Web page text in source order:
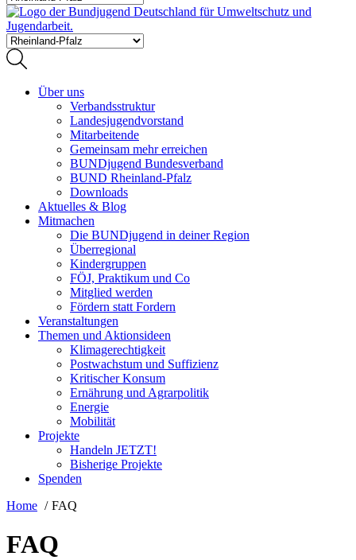
Über uns
Verbandsstruktur
Landesjugendvorstand
Mitarbeitende
Gemeinsam mehr erreichen
BUNDjugend Bundesverband
BUND Rheinland-Pfalz
Downloads
Aktuelles & Blog
Mitmachen
Die BUNDjugend in deiner Region
Überregional
Kindergruppen
FÖJ, Praktikum und Co
Mitglied werden
Fördern statt Fordern
Veranstaltungen
Themen und Aktionsideen
Klimagerechtigkeit
Postwachstum und Suffizienz
Kritischer Konsum
Ernährung und Agrarpolitik
Energie
Mobilität
Projekte
Handeln JETZT!
Bisherige Projekte
Spenden
Home
FAQ
FAQ